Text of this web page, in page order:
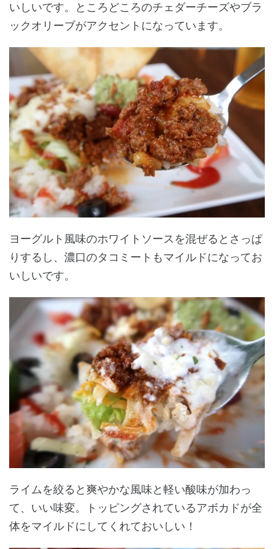
いしいです。ところどころのチェダーチーズやブラ
ックオリーブがアクセントになっています。
ヨーグルト風味のホワイトソースを混ぜるとさっぱ
りするし、濃口のタコミートもマイルドになってお
いしいです。
ライムを絞ると爽やかな風味と軽い酸味が加わっ
て、いい味変。トッピングされているアボカドが全
体をマイルドにしてくれておいしい！